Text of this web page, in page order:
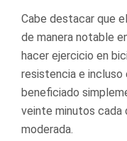
Cabe destacar que
de manera notable
hacer ejercicio en
resistencia e
beneficiado
veinte minutos cada
moderada.